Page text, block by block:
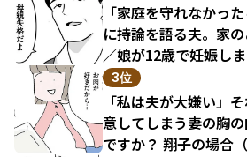
「家庭を守れなかっ
に持論を語る夫。家
／娘が12歳で妊娠しま
3位
「私は夫が大嫌い」
意してしまう妻の胸
ですか？ 翔子の場合（